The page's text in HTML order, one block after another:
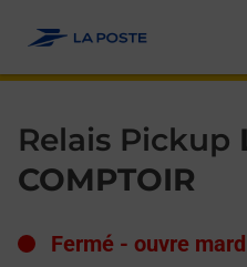
Relais Pickup
COMPTOIR
Fermé - ouvre